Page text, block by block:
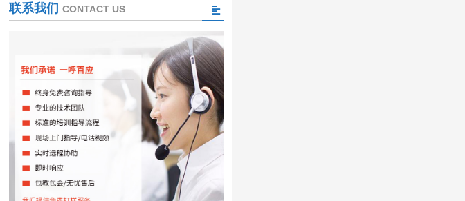
联系我们 CONTACT US